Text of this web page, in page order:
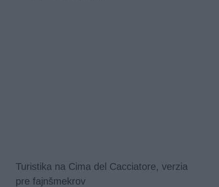
Turistika na Cima del Cacciatore, verzia
pre fajnšmekrov